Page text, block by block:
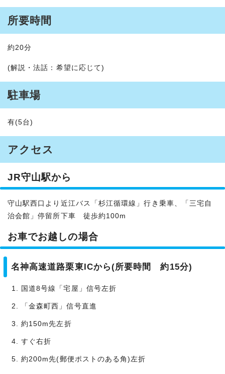
所要時間
約20分
(解説・法話：希望に応じて)
駐車場
有(5台)
アクセス
JR守山駅から
守山駅西口より近江バス「杉江循環線」行き乗車、「三宅自
治会館」停留所下車 徒歩約100m
お車でお越しの場合
名神高速道路栗東ICから(所要時間 約15分)
国道8号線「宅屋」信号左折
「金森町西」信号直進
約150m先左折
すぐ右折
約200m先(郵便ポストのある角)左折